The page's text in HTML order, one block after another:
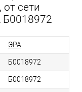
сети
Б0018972
ЭРА
Б0018972
Б0018972